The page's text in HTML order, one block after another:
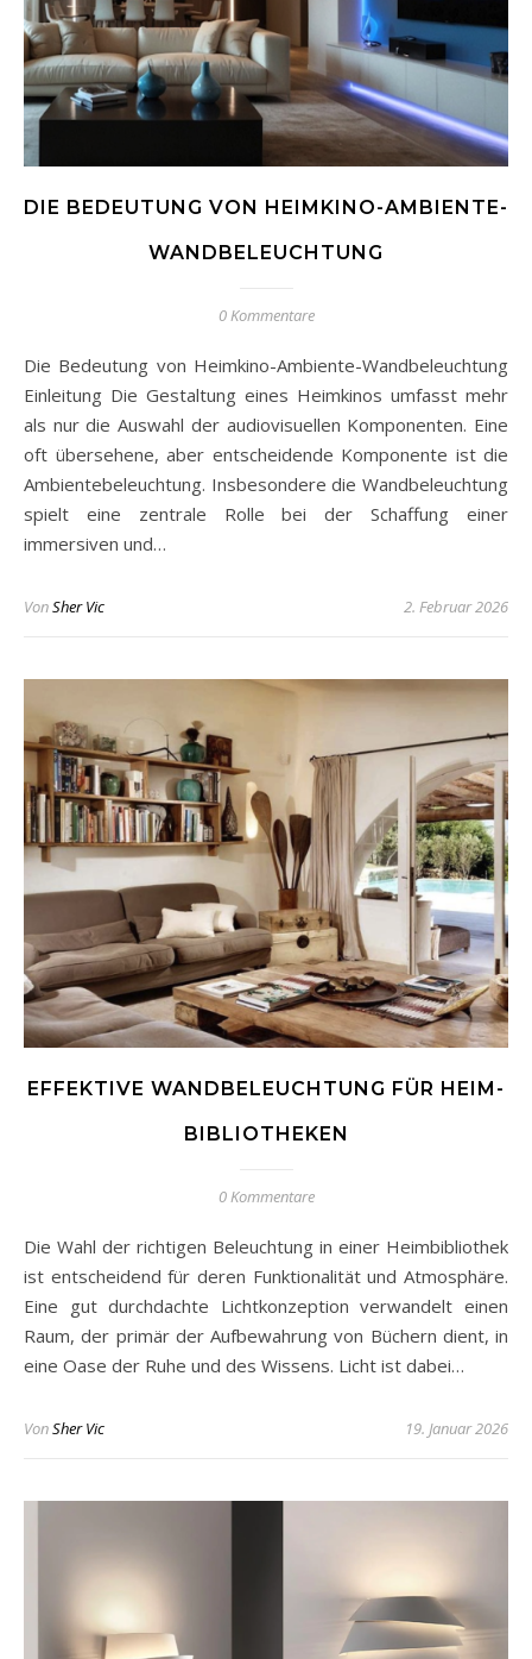
DIE BEDEUTUNG VON HEIMKINO-AMBIENTE-
WANDBELEUCHTUNG
0 Kommentare
Die Bedeutung von Heimkino-Ambiente-Wandbeleuchtung
Einleitung Die Gestaltung eines Heimkinos umfasst mehr
als nur die Auswahl der audiovisuellen Komponenten. Eine
oft übersehene, aber entscheidende Komponente ist die
Ambientebeleuchtung. Insbesondere die Wandbeleuchtung
spielt eine zentrale Rolle bei der Schaffung einer
immersiven und…
VonSher Vic 2. Februar 2026
EFFEKTIVE WANDBELEUCHTUNG FÜR HEIM-
BIBLIOTHEKEN
0 Kommentare
Die Wahl der richtigen Beleuchtung in einer Heimbibliothek
ist entscheidend für deren Funktionalität und Atmosphäre.
Eine gut durchdachte Lichtkonzeption verwandelt einen
Raum, der primär der Aufbewahrung von Büchern dient, in
eine Oase der Ruhe und des Wissens. Licht ist dabei…
VonSher Vic 19. Januar 2026